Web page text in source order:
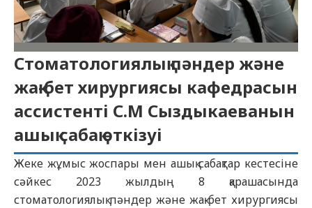
Стоматологиялық пәндер және
жақ-бет хирургиясы кафедрасын
ассистенті С.М Сыздыкаеванын
ашық сабақ өткізуі
Жеке жұмыс жоспары мен ашық сабақтар кестесіне
сәйкес 2023 жылдың 8 қарашасында
стоматологиялық пәндер және жақ-бет хирургиясы